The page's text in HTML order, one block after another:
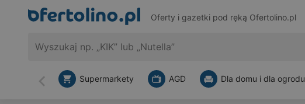
Oferty i gazetki pod ręką Ofertolino.pl
Wstecz
Supermarkety AGD Dla domu i dla ogrodu